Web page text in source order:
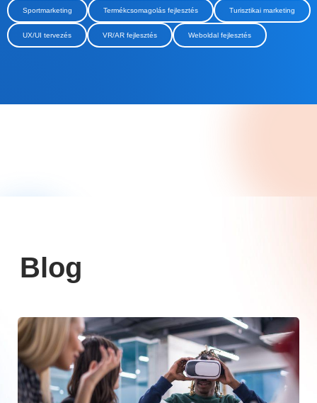
Sportmarketing Termékcsomagolás fejlesztés Turisztikai marketing
UX/UI tervezés VR/AR fejlesztés Weboldal fejlesztés
Blog